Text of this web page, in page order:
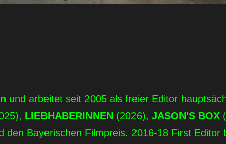
und arbeitet seit 2005 als freier Editor
LIEBHABERINNEN (2026), JASON'S BOX
den Bayerischen Filmpreis. 2016-18 First